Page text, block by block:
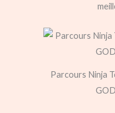
Parcours Ninja